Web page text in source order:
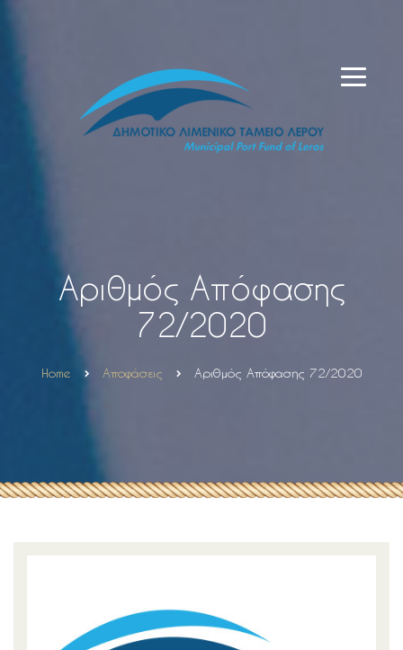
Αριθμός Απόφασης
72/2020
Home Αποφάσεις Αριθμός Απόφασης 72/2020